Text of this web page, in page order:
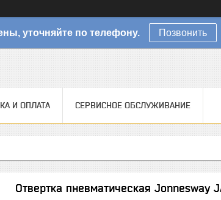
уточняйте по телефону. Позвонить
И ОПЛАТА СЕРВИСНОЕ ОБСЛУЖИВАНИЕ
Отвертка пневматическая Jonnesway